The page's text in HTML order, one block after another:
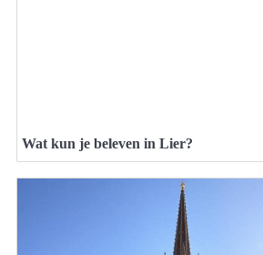
Wat kun je beleven in Lier?